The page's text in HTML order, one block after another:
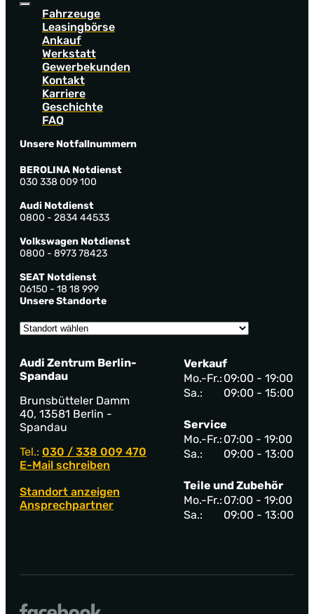
Fahrzeuge
Leasingbörse
Ankauf
Werkstatt
Gewerbekunden
Kontakt
Karriere
Geschichte
FAQ
Unsere Notfallnummern
BEROLINA Notdienst
030 338 009 100
Audi Notdienst
0800 - 2834 44533
Volkswagen Notdienst
0800 - 8973 78423
SEAT Notdienst
06150 - 18 18 999
Unsere Standorte
Audi Zentrum Berlin-
Spandau
Brunsbütteler Damm
40, 13581 Berlin -
Spandau
Tel.: 030 / 338 009 470
E-Mail schreiben
Standort anzeigen
Ansprechpartner
Verkauf
Mo.-Fr.: 09:00 - 19:00
Sa.:
09:00 - 15:00
Service
Mo.-Fr.: 07:00 - 19:00
Sa.:
09:00 - 13:00
Teile und Zubehör
Mo.-Fr.: 07:00 - 19:00
Sa.:
09:00 - 13:00